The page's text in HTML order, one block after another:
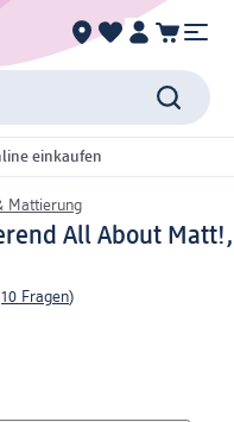
einkaufen
Mattierung
All About Matt!,
10 Fragen)